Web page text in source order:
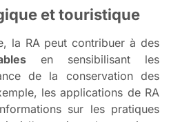
et touristique
la RA peut contribuer à des
en sensibilisant les
de la conservation des
les applications de RA
sur les pratiques